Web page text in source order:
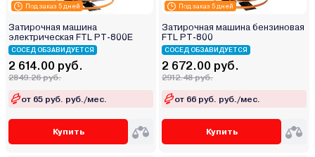
Под заказ 5 дней
Затирочная машина
электрическая FTL PT-800E
СОСЕД ОБЗАВИДУЕТСЯ
2 614.00 руб.
2849.26 руб.
от 65 руб. руб./мес.
Купить
Под заказ 5 дней
Затирочная машина бензиновая
FTL PT-800
СОСЕД ОБЗАВИДУЕТСЯ
2 672.00 руб.
2912.48 руб.
от 66 руб. руб./мес.
Купить